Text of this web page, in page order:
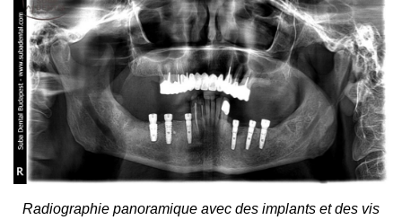
Radiographie panoramique avec des implants et des vis